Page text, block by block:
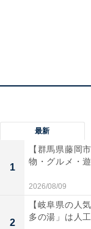
最新
1
【群馬県藤岡
物・グルメ・
2026/08/09
2
【岐阜県の人
多の湯」は人